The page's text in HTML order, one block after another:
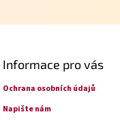
Informace pro vás
Ochrana osobních údajů
Napište nám